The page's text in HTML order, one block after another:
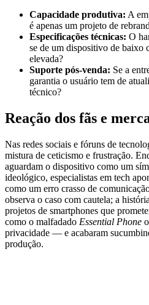
Capacidade produtiva: A
é apenas um projeto de
Especificações técnicas: O
se de um dispositivo de baixo
elevada?
Suporte pós-venda: Se a
garantia o usuário tem de
técnico?
Reação dos fãs e
Nas redes sociais e fóruns de
mistura de ceticismo e frustração.
aguardam o dispositivo como um
ideológico, especialistas em tech
como um erro crasso de
observa o caso com cautela; a
projetos de smartphones que
como o malfadado Essential Phone
privacidade — e acabaram
produção.